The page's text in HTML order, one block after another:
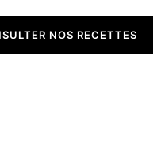
NOS RECETTES